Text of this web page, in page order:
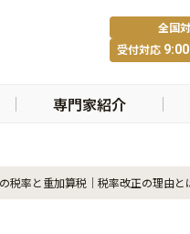
全国
受付対応
専門家紹介
税率と重加算税｜税率改正の理由と